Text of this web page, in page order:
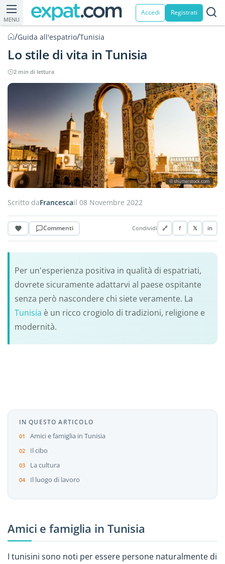
MENU
Accedi Registrati
/Guida all'espatrio/Tunisia
Lo stile di vita in Tunisia
2 min di lettura
© shutterstock.com
Scritto daFrancescail 08 Novembre 2022
Commenti Condividi 🔗 f 𝕏 in
Per un'esperienza positiva in qualità di espatriati,
dovrete sicuramente adattarvi al paese ospitante
senza però nascondere chi siete veramente. La
Tunisia è un ricco crogiolo di tradizioni, religione e
modernità.
IN QUESTO ARTICOLO
Amici e famiglia in Tunisia
Il cibo
La cultura
Il luogo di lavoro
Amici e famiglia in Tunisia
I tunisini sono noti per essere persone naturalmente di